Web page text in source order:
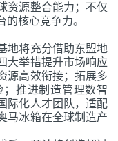
资源整合能力；不仅
的核心竞争力。
将充分借助东盟地
大举措提升市场响应
源高效衔接；拓展多
推进制造管理数智
际化人才团队，适配
马冰箱在全球制造产